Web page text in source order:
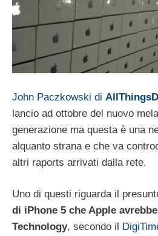
John Paczkowski di AllThingsD
lancio ad ottobre del nuovo
generazione ma questa è una
alquanto strana e che va
altri raports arrivati dalla rete.
Uno di questi riguarda il
di iPhone 5 che Apple
Technology, secondo il